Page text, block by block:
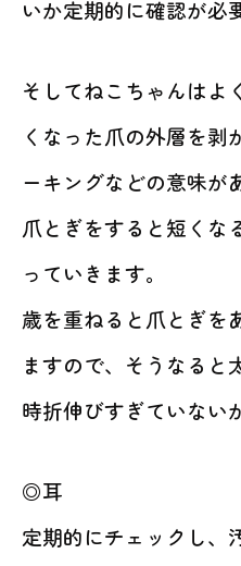
いか定期的に確認が必
そしてねこちゃんはよ
くなった爪の外層を剥
ーキングなどの意味が
爪とぎをすると短くな
っていきます。
歳を重ねると爪とぎを
ますので、そうなると
時折伸びすぎていない
◎耳
定期的にチェックし、